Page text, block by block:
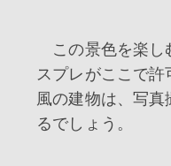
この景色を楽し
スプレがここで
風の建物は、写
るでしょう。